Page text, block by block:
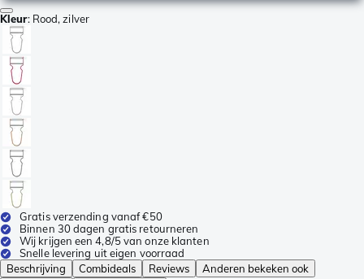
Kleur: Rood, zilver
Gratis verzending vanaf €50
Binnen 30 dagen gratis retourneren
Wij krijgen een 4,8/5 van onze klanten
Snelle levering uit eigen voorraad
Beschrijving
Combideals Reviews
Anderen bekeken ook